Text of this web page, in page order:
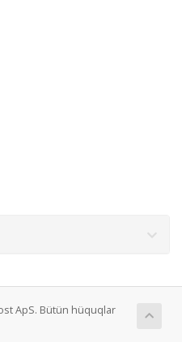
ApS. Bütün hüquqlar